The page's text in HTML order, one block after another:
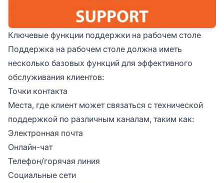
Ключевые функции поддержки на рабочем столе
Поддержка на рабочем столе должна иметь
несколько базовых функций для эффективного
обслуживания клиентов:
Точки контакта
Места, где клиент может связаться с технической
поддержкой по различным каналам, таким как:
Электронная почта
Онлайн-чат
Телефон/горячая линия
Социальные сети